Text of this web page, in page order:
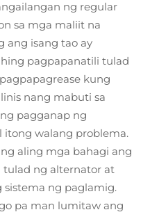
ng regular
sa mga maliit na
ang isang tao ay
pagpapanatili tulad
kung
nang mabuti sa
pagganap ng
itong walang problema.
aling mga bahagi ang
tulad ng alternator at
ng paglamig.
pa man lumitaw ang